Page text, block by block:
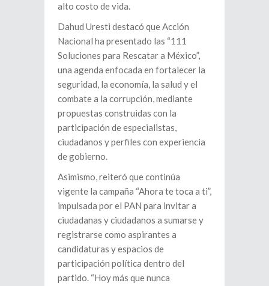
alto costo de vida.
Dahud Uresti destacó que Acción
Nacional ha presentado las “111
Soluciones para Rescatar a México”,
una agenda enfocada en fortalecer la
seguridad, la economía, la salud y el
combate a la corrupción, mediante
propuestas construidas con la
participación de especialistas,
ciudadanos y perfiles con experiencia
de gobierno.
Asimismo, reiteró que continúa
vigente la campaña “Ahora te toca a ti”,
impulsada por el PAN para invitar a
ciudadanas y ciudadanos a sumarse y
registrarse como aspirantes a
candidaturas y espacios de
participación política dentro del
partido. “Hoy más que nunca